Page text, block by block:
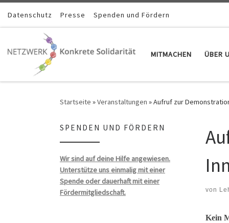
Zum Inhalt springen
Datenschutz Presse Spenden und Fördern
MITMACHEN ÜBER
Startseite »Veranstaltungen »Aufruf zur
von
Kein
SPENDEN UND FÖRDERN
Wir sind auf deine Hilfe angewiesen.
Unterstütze uns einmalig mit einer
Spende oder dauerhaft mit einer
Fördermitgliedschaft.